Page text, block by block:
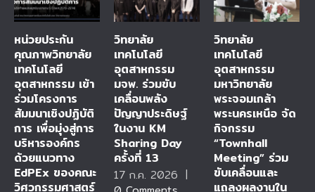
หน่วยประกัน
คุณภาพวิทยาลัย
เทคโนโลยี
อุตสาหกรรม เข้า
ร่วมโครงการ
สัมมนาเชิงปฏิบัติ
การ เพื่อมุ่งสู่การ
บริหารองค์กร
ด้วยแนวทาง
EdPEx ของคณะ
วิศวกรรมศาสตร์
วิทยาลัย
เทคโนโลยี
อุตสาหกรรม
มจพ. ร่วมขับ
เคลื่อนพลัง
ปัญญาประดิษฐ์
ในงาน KM
Sharing Day
ครั้งที่ 13
17 ก.ค. 2026 |
วิทยาลัย
เทคโนโลยี
อุตสาหกรรม
มหาวิทยาลัย
พระจอมเกล้า
พระนครเหนือ จัด
กิจกรรม
“Townhall
Meeting” ร่วม
ขับเคลื่อนและ
แถลงผลงานใน